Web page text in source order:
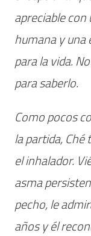
apreciable
humana y una
para la vida.
para saberlo.
Como pocos
la partida,
el inhalador.
asma
pecho, le
años y él